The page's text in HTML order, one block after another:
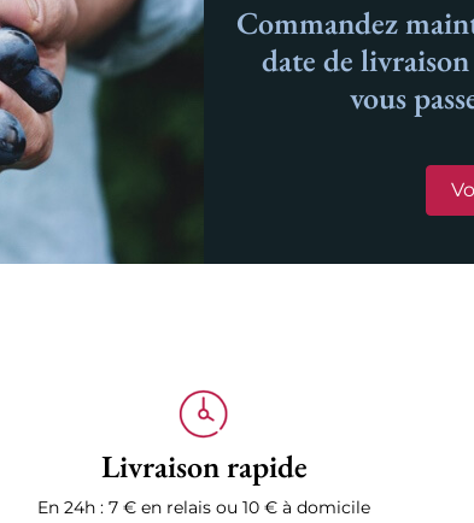
Commandez
date de
vous
Livraison rapide
En 24h : 7 € en relais ou 10 € à domicile